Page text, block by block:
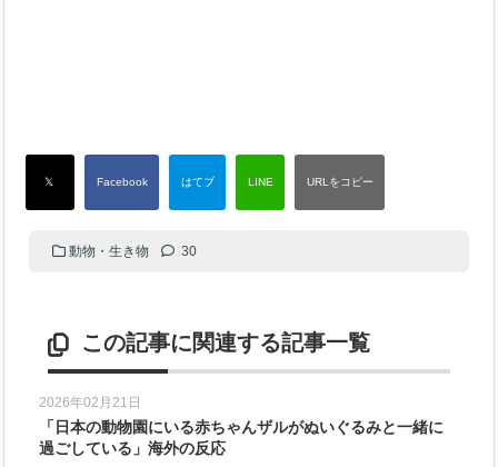
動物・生き物 30
この記事に関連する記事一覧
2026年02月21日
「日本の動物園にいる赤ちゃんザルがぬいぐるみと一緒に
過ごしている」海外の反応